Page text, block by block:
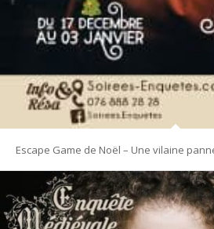
Escape Game de Noël – Une vilaine